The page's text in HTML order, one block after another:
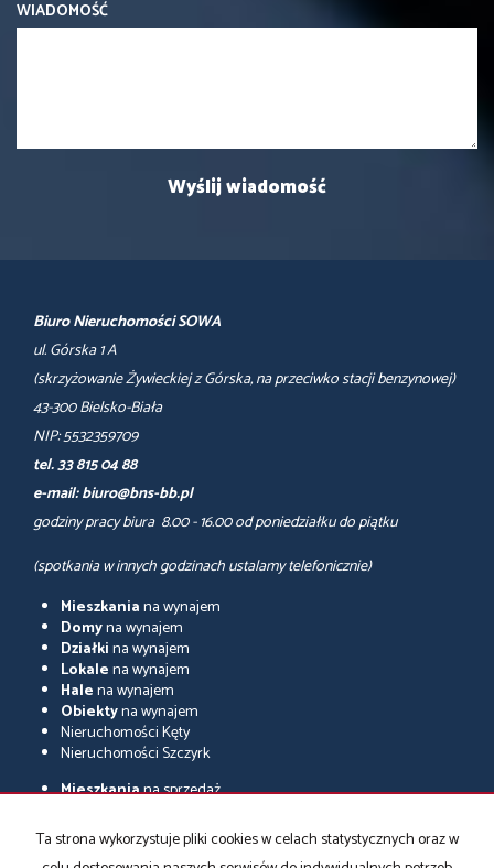
WIADOMOŚĆ
Biuro Nieruchomości SOWA
ul. Górska 1 A
(skrzyżowanie Żywieckiej z Górska, na przeciwko stacji benzynowej)
43-300 Bielsko-Biała
NIP: 5532359709
tel. 33 815 04 88
e-mail: biuro@bns-bb.pl
godziny pracy biura 8.00 - 16.00 od poniedziałku do piątku
(spotkania w innych godzinach ustalamy telefonicznie)
Mieszkaniana wynajem
Domyna wynajem
Działkina wynajem
Lokalena wynajem
Halena wynajem
Obiektyna wynajem
Nieruchomości Kęty
Nieruchomości Szczyrk
Mieszkaniana sprzedaż
Działkina sprzedaż
na sprzedaż
Ta strona wykorzystuje pliki cookies w celach statystycznych oraz w